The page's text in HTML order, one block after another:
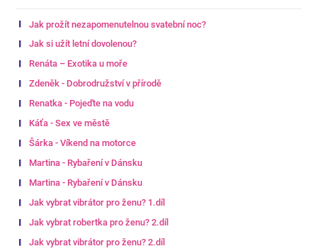
Jak prožít nezapomenutelnou svatební noc?
Jak si užít letní dovolenou?
Renáta – Exotika u moře
Zdeněk - Dobrodružství v přírodě
Renatka - Pojeďte na vodu
Káťa - Sex ve městě
Šárka - Víkend na motorce
Martina - Rybaření v Dánsku
Martina - Rybaření v Dánsku
Jak vybrat vibrátor pro ženu? 1.díl
Jak vybrat robertka pro ženu? 2.díl
Jak vybrat vibrátor pro ženu? 2.díl